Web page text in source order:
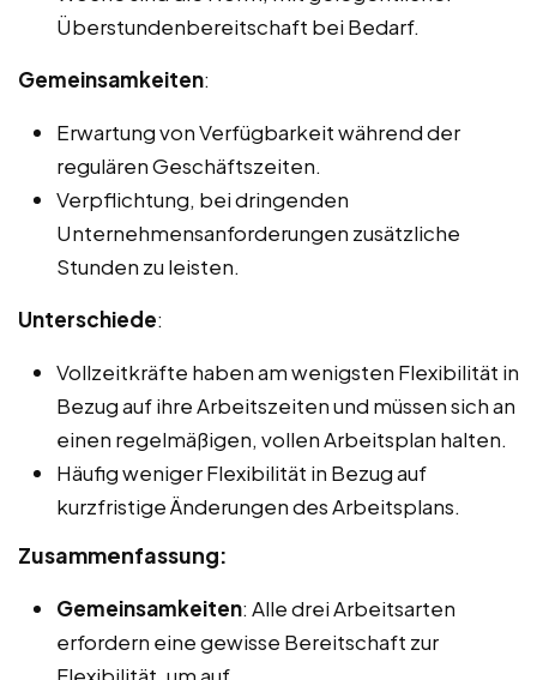
Überstundenbereitschaft bei Bedarf.
Gemeinsamkeiten:
Erwartung von Verfügbarkeit während der
regulären Geschäftszeiten.
Verpflichtung, bei dringenden
Unternehmensanforderungen zusätzliche
Stunden zu leisten.
Unterschiede:
Vollzeitkräfte haben am wenigsten Flexibilität in
Bezug auf ihre Arbeitszeiten und müssen sich an
einen regelmäßigen, vollen Arbeitsplan halten.
Häufig weniger Flexibilität in Bezug auf
kurzfristige Änderungen des Arbeitsplans.
Zusammenfassung:
Gemeinsamkeiten: Alle drei Arbeitsarten
erfordern eine gewisse Bereitschaft zur